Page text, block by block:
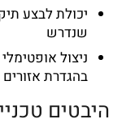
יכולת לבצע
שנדרש
ניצול
בהגדרת
היבטים